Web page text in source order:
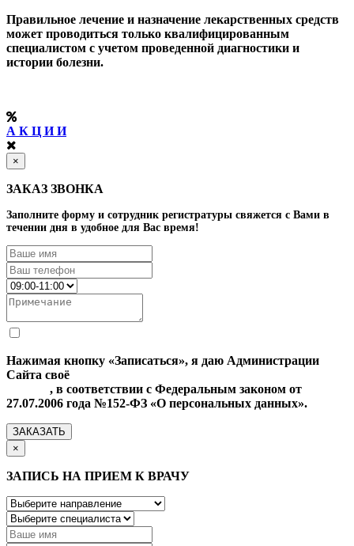
Правильное лечение и назначение лекарственных средств
может проводиться только квалифицированным
специалистом с учетом проведенной диагностики и
истории болезни.
А К Ц И И
×
ЗАКАЗ ЗВОНКА
Заполните форму и сотрудник регистратуры свяжется с Вами в
течении дня в удобное для Вас время!
Нажимая кнопку «Записаться», я даю Администрации
Сайта своё
, в соответствии с Федеральным законом от
27.07.2006 года №152-ФЗ «О персональных данных».
ЗАКАЗАТЬ
×
ЗАПИСЬ НА ПРИЕМ К ВРАЧУ